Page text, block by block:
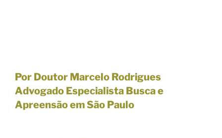
Por Doutor Marcelo Rodrigues
Advogado Especialista Busca e
Apreensão em São Paulo